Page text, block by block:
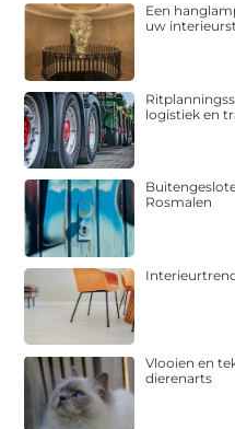
Een
uw
logistiek en
Rosmalen
Vlooien en
dierenarts